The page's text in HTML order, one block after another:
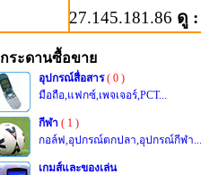
27.145.181.86 ดู :
กระดานซื้อขาย
อุปกรณ์สื่อสาร ( 0 )
มือถือ,แฟกซ์,เพจเจอร์,PCT...
กีฬา ( 1 )
กอล์ฟ,อุปกรณ์ตกปลา,อุปกรณ์กีฬา...
เกมส์และของเล่น